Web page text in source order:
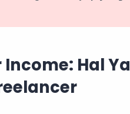
Hal